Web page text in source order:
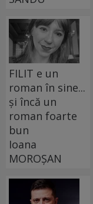
FILIT e un
roman în sine...
și încă un
roman foarte
bun
Ioana
MOROȘAN